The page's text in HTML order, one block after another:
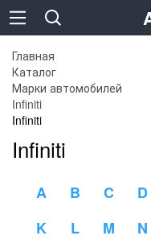
Главная
Каталог
Марки автомобилей
Infiniti
Infiniti
Infiniti
A B C D
K
L M N